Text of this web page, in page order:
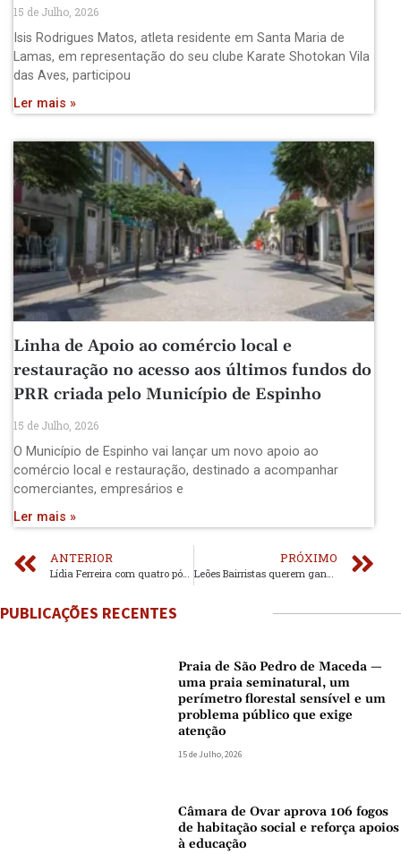
15 de Julho, 2026
Isis Rodrigues Matos, atleta residente em Santa Maria de
Lamas, em representação do seu clube Karate Shotokan Vila
das Aves, participou
Ler mais »
Linha de Apoio ao comércio local e
restauração no acesso aos últimos fundos do
PRR criada pelo Município de Espinho
15 de Julho, 2026
O Município de Espinho vai lançar um novo apoio ao
comércio local e restauração, destinado a acompanhar
comerciantes, empresários e
Ler mais »
ANTERIOR
Lídia Ferreira com quatro pódios no Nacional de Masters
PRÓXIMO
Leões Bairristas querem ganhar tudo na próxima época
PUBLICAÇÕES RECENTES
Praia de São Pedro de Maceda —
uma praia seminatural, um
perímetro florestal sensível e um
problema público que exige
atenção
15 de Julho, 2026
Câmara de Ovar aprova 106 fogos
de habitação social e reforça apoios
à educação